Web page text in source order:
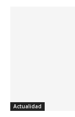
Actualidad